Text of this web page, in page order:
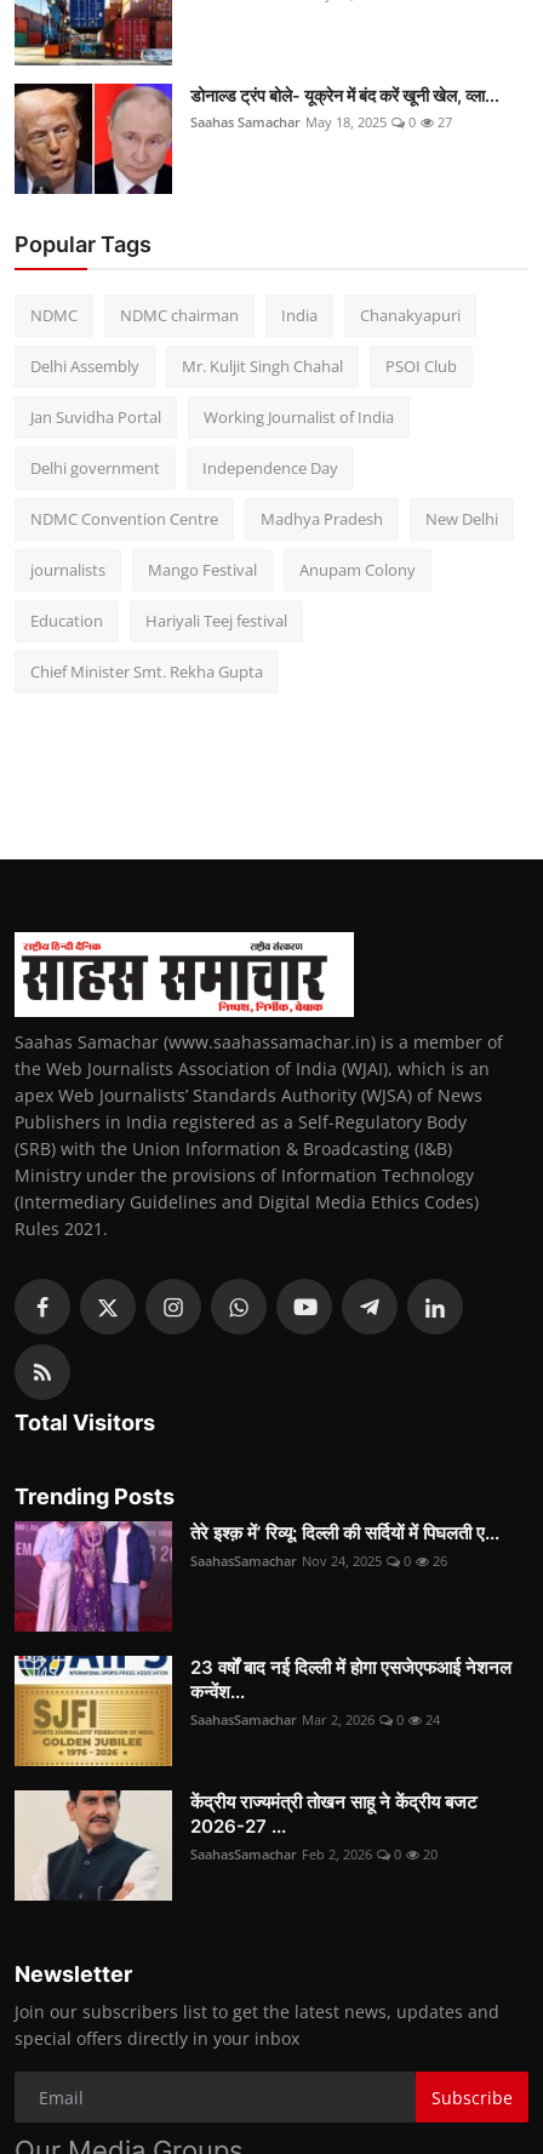
डोनाल्ड ट्रंप बोले- यूक्रेन में बंद करें खूनी खेल, व्ला...
Saahas Samachar May 18, 2025 0 27
Popular Tags
NDMC NDMC chairman India Chanakyapuri
Delhi Assembly Mr. Kuljit Singh Chahal PSOI Club
Jan Suvidha Portal Working Journalist of India
Delhi government Independence Day
NDMC Convention Centre Madhya Pradesh New Delhi
journalists Mango Festival Anupam Colony
Education Hariyali Teej festival
Chief Minister Smt. Rekha Gupta
Saahas Samachar (www.saahassamachar.in) is a member of
the Web Journalists Association of India (WJAI), which is an
apex Web Journalists’ Standards Authority (WJSA) of News
Publishers in India registered as a Self-Regulatory Body
(SRB) with the Union Information & Broadcasting (I&B)
Ministry under the provisions of Information Technology
(Intermediary Guidelines and Digital Media Ethics Codes)
Rules 2021.
Total Visitors
Trending Posts
तेरे इश्क़ में’ रिव्यू: दिल्ली की सर्दियों में पिघलती ए...
SaahasSamachar Nov 24, 2025 0 26
23 वर्षों बाद नई दिल्ली में होगा एसजेएफआई नेशनल
कन्वेंश...
SaahasSamachar Mar 2, 2026 0 24
केंद्रीय राज्यमंत्री तोखन साहू ने केंद्रीय बजट
2026-27 ...
SaahasSamachar Feb 2, 2026 0 20
Newsletter
Join our subscribers list to get the latest news, updates and
special offers directly in your inbox
Subscribe